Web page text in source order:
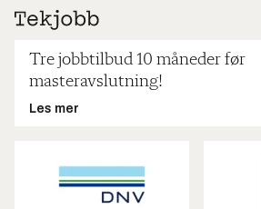
Tre jobbtilbud 10 måneder før
masteravslutning!
Les mer